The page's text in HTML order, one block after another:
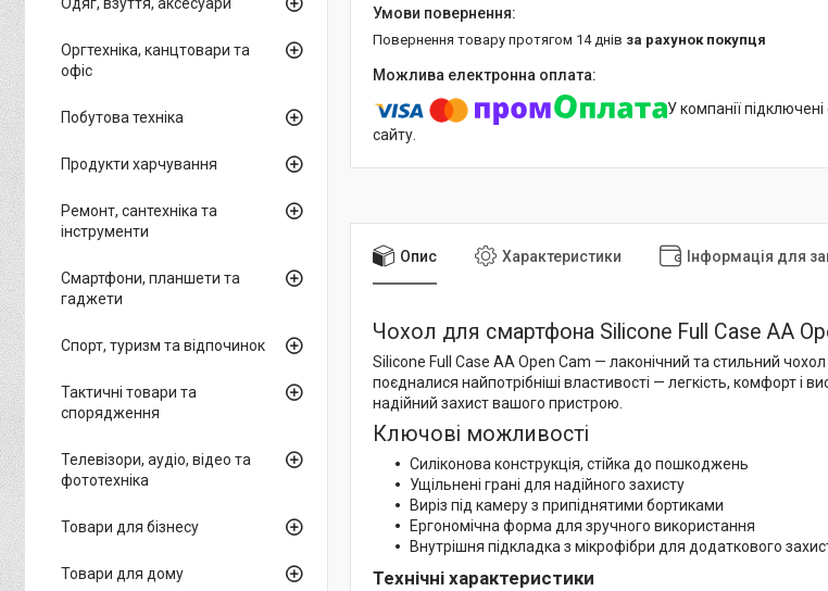
повернення товару протягом 14 днів за рахунок покупця
У компанії
сайту.
Опис Характеристики Інформація для
Чохол для смартфона Silicone Full Case AA
Silicone Full Case AA Open Cam — лаконічний та стильний
поєдналися найпотрібніші властивості — легкість, комфорт і
надійний захист вашого пристрою.
Ключові можливості
Силіконова конструкція, стійка до пошкоджень
Ущільнені грані для надійного захисту
Виріз під камеру з припіднятими бортиками
Ергономічна форма для зручного використання
Внутрішня підкладка з мікрофібри для додаткового
Технічні характеристики
Оргтехніка, канцтовари та
офіс
Побутова техніка
Продукти харчування
Ремонт, сантехніка та
інструменти
Смартфони, планшети та
гаджети
Спорт, туризм та відпочинок
Тактичні товари та
спорядження
Телевізори, аудіо, відео та
фототехніка
Товари для бізнесу
Товари для дому